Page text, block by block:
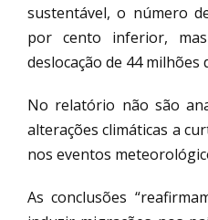
sustentável, o número
por cento inferior,
deslocação de 44 milhões
No relatório não são
alterações climáticas a
nos eventos
As conclusões